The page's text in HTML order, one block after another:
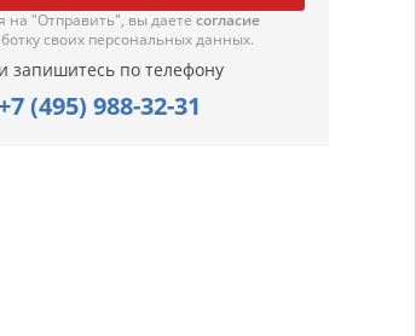
на "Отправить", вы даете согласие
своих персональных данных.
запишитесь по телефону
(495) 988-32-31